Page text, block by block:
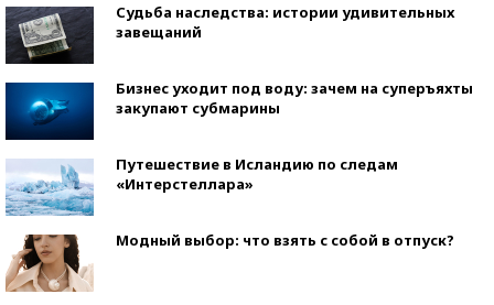
Судьба наследства: истории удивительных
завещаний
Бизнес уходит под воду: зачем на суперъяхты
закупают субмарины
Путешествие в Исландию по следам
«Интерстеллара»
Модный выбор: что взять с собой в отпуск?